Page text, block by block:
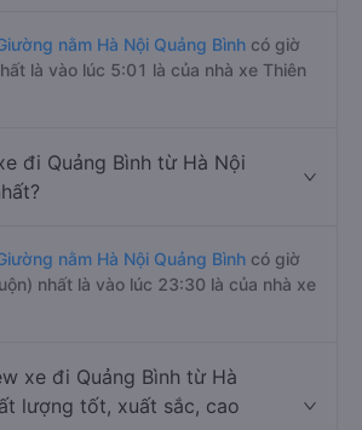
nằm Hà Nội Quảng Bình có giờ
là vào lúc 5:01 là của nhà xe Thiên
đi Quảng Bình từ Hà Nội
nằm Hà Nội Quảng Bình có giờ
nhất là vào lúc 23:30 là của nhà xe
xe đi Quảng Bình từ Hà
lượng tốt, xuất sắc, cao